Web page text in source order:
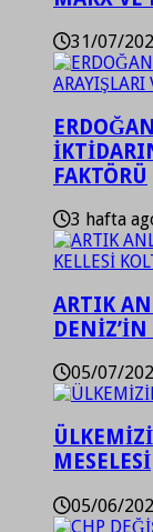
31/07/
FAKTÖRÜ
3 hafta
ARTIK
DENİZ’İN
05/07/
MESELESİ
05/06/